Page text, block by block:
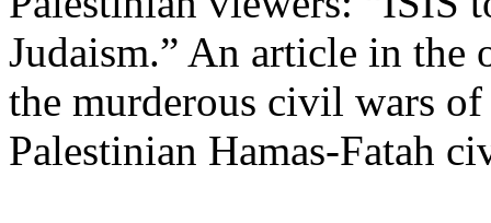
Judaism.” An article in
the murderous civil wars
Palestinian Hamas-Fatah